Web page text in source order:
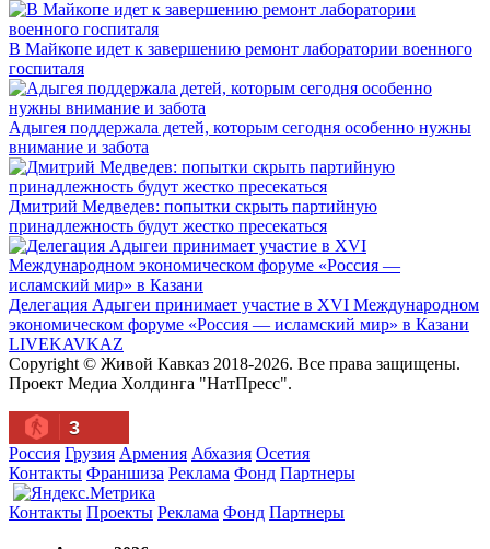
В Майкопе идет к завершению ремонт лаборатории военного
госпиталя
Адыгея поддержала детей, которым сегодня особенно нужны
внимание и забота
Дмитрий Медведев: попытки скрыть партийную
принадлежность будут жестко пресекаться
Делегация Адыгеи принимает участие в XVI Международном
экономическом форуме «Россия — исламский мир» в Казани
LIVEKAVKAZ
Copyright © Живой Кавказ 2018-2026. Все права защищены.
Проект Медиа Холдинга "НатПресс".
3
Россия Грузия Армения Абхазия Осетия
Контакты Франшиза Реклама Фонд Партнеры
Контакты Проекты Реклама Фонд Партнеры